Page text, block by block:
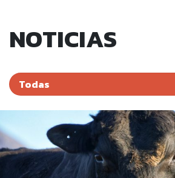
NOTICIAS
Categorías